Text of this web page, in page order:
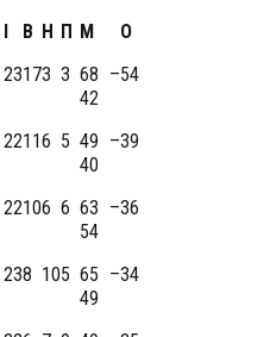
І В Н П М
О
23173 3 68 –
42
54
22116 5 49 –
40
39
22106 6 63 –
54
36
238 105 65 –
49
34